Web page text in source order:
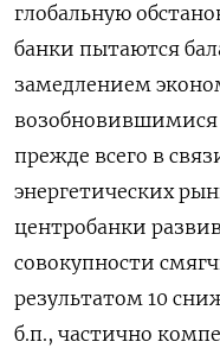
глобальную
банки пытаются
замедлением
прежде всего в
энергетических
центробанки
совокупности
результатом 10
б.п., частично